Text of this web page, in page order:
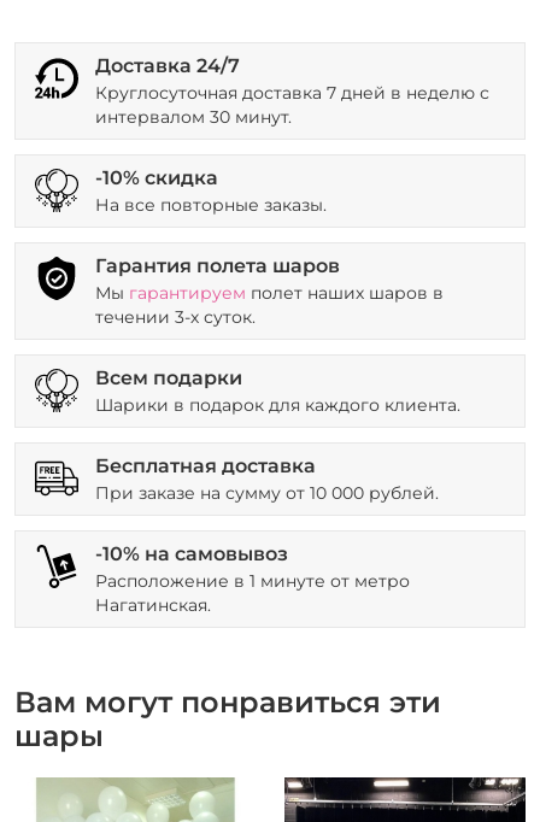
Доставка 24/7
Круглосуточная доставка 7 дней в неделю с
интервалом 30 минут.
-10% скидка
На все повторные заказы.
Гарантия полета шаров
Мы гарантируем полет наших шаров в
течении 3-х суток.
Всем подарки
Шарики в подарок для каждого клиента.
Бесплатная доставка
При заказе на сумму от 10 000 рублей.
-10% на самовывоз
Расположение в 1 минуте от метро
Нагатинская.
Вам могут понравиться эти
шары